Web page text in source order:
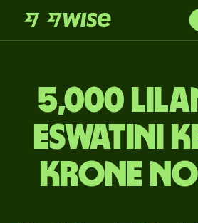
5,000
Eswatini
krone